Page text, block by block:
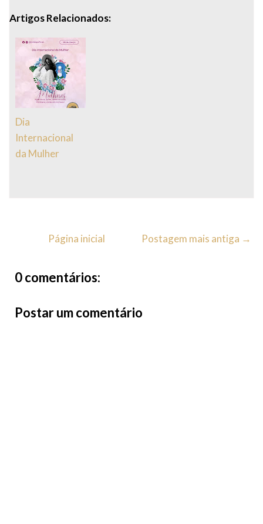
Artigos Relacionados:
Dia
Internacional
da Mulher
Postagem mais antiga →
Página inicial
0 comentários:
Postar um comentário